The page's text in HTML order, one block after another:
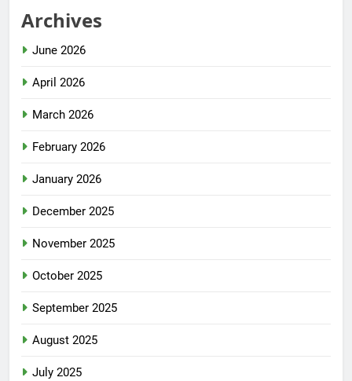
Archives
June 2026
April 2026
March 2026
February 2026
January 2026
December 2025
November 2025
October 2025
September 2025
August 2025
July 2025